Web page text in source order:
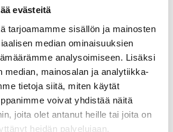
evästeitä
tarjoamamme sisällön ja mainosten
median ominaisuuksien
analysoimiseen. Lisäksi
median, mainosalan ja analytiikka-
tietoja siitä, miten käytät
voivat yhdistää näitä
joita olet antanut heille tai joita on
heidän palvelujaan.
palkkaamaan riittävästi
hoitohenkilökuntaa, jotta
saadaan täytettyä.
koulutetun hoitohenkilökunnan.
on merkitystä, Paavola